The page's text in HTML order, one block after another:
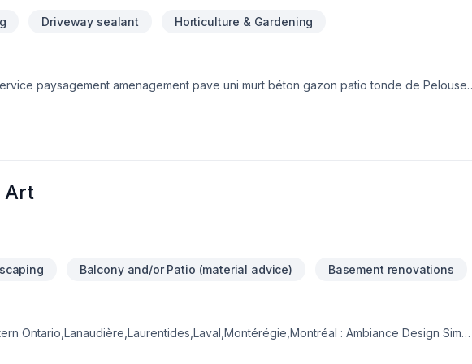
Driveway sealant Horticulture & Gardening
paysagement amenagement pave uni murt béton gazon patio tonde de Pelouse
Art
Balcony and/or Patio (material advice) Basement renovations
Ontario,Lanaudière,Laurentides,Laval,Montérégie,Montréal : Ambiance Design Sim